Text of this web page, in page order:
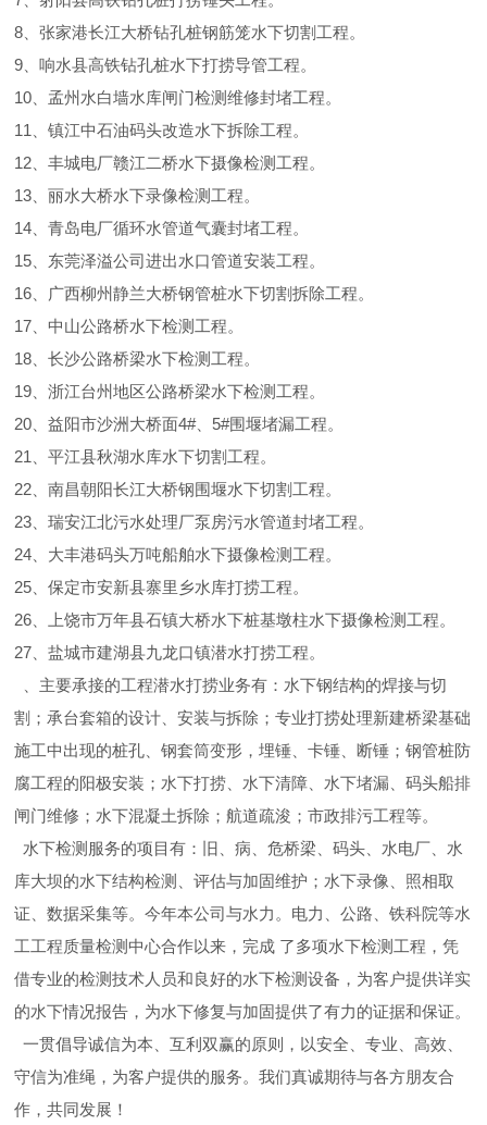
8、张家港长江大桥钻孔桩钢筋笼水下切割工程。
9、响水县高铁钻孔桩水下打捞导管工程。
10、孟州水白墙水库闸门检测维修封堵工程。
11、镇江中石油码头改造水下拆除工程。
12、丰城电厂赣江二桥水下摄像检测工程。
13、丽水大桥水下录像检测工程。
14、青岛电厂循环水管道气囊封堵工程。
15、东莞泽溢公司进出水口管道安装工程。
16、广西柳州静兰大桥钢管桩水下切割拆除工程。
17、中山公路桥水下检测工程。
18、长沙公路桥梁水下检测工程。
19、浙江台州地区公路桥梁水下检测工程。
20、益阳市沙洲大桥面4#、5#围堰堵漏工程。
21、平江县秋湖水库水下切割工程。
22、南昌朝阳长江大桥钢围堰水下切割工程。
23、瑞安江北污水处理厂泵房污水管道封堵工程。
24、大丰港码头万吨船舶水下摄像检测工程。
25、保定市安新县寨里乡水库打捞工程。
26、上饶市万年县石镇大桥水下桩基墩柱水下摄像检测工程。
27、盐城市建湖县九龙口镇潜水打捞工程。
、主要承接的工程潜水打捞业务有：水下钢结构的焊接与切
割；承台套箱的设计、安装与拆除；专业打捞处理新建桥梁基础
施工中出现的桩孔、钢套筒变形，埋锤、卡锤、断锤；钢管桩防
腐工程的阳极安装；水下打捞、水下清障、水下堵漏、码头船排
闸门维修；水下混凝土拆除；航道疏浚；市政排污工程等。
水下检测服务的项目有：旧、病、危桥梁、码头、水电厂、水
库大坝的水下结构检测、评估与加固维护；水下录像、照相取
证、数据采集等。今年本公司与水力。电力、公路、铁科院等水
工工程质量检测中心合作以来，完成 了多项水下检测工程，凭
借专业的检测技术人员和良好的水下检测设备，为客户提供详实
的水下情况报告，为水下修复与加固提供了有力的证据和保证。
一贯倡导诚信为本、互利双赢的原则，以安全、专业、高效、
守信为准绳，为客户提供的服务。我们真诚期待与各方朋友合
作，共同发展！